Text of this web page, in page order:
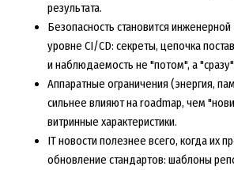
результата.
Безопасность становится
уровне CI/CD: секреты, цепочка
и наблюдаемость не "потом", а "сразу".
Аппаратные ограничения (энергия,
сильнее влияют на roadmap, чем
витринные характеристики.
IT новости полезнее всего, когда их
обновление стандартов: шаблоны